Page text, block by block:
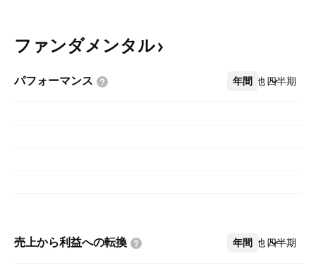
ファンダメンタル
パフォーマンス 年間 四半期
その他
売上から利益への転換 年間 四半期
その他